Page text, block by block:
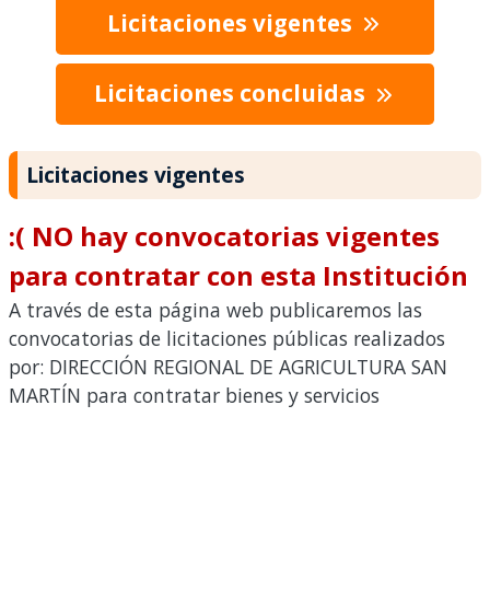
Licitaciones vigentes
Licitaciones concluidas
Licitaciones vigentes
:( NO hay convocatorias vigentes
para contratar con esta Institución
A través de esta página web publicaremos las
convocatorias de licitaciones públicas realizados
por: DIRECCIÓN REGIONAL DE AGRICULTURA SAN
MARTÍN para contratar bienes y servicios